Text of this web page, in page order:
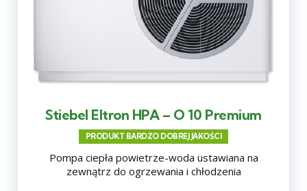
Stiebel Eltron HPA – O 10 Premium
PRODUKT BARDZO DOBREJ JAKOŚCI
Pompa ciepła powietrze-woda ustawiana na
zewnątrz do ogrzewania i chłodzenia